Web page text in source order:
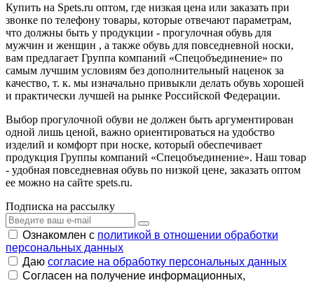
Купить на Spets.ru оптом, где низкая цена или заказать при
звонке по телефону товары, которые отвечают параметрам,
что должны быть у продукции - прогулочная обувь для
мужчин и женщин , а также обувь для повседневной носки,
вам предлагает Группа компаний «Спецобъединение» по
самым лучшим условиям без дополнительный наценок за
качество, т. к. мы изначально привыкли делать обувь хорошей
и практически лучшей на рынке Российской Федерации.
Выбор прогулочной обуви не должен быть аргументирован
одной лишь ценой, важно ориентироваться на удобство
изделий и комфорт при носке, который обеспечивает
продукция Группы компаний «Спецобъединение». Наш товар
- удобная повседневная обувь по низкой цене, заказать оптом
ее можно на сайте spets.ru.
Подписка на рассылку
Ознакомлен с политикой в отношении обработки
персональных данных
Даю согласие на обработку персональных данных
Согласен на получение информационных,